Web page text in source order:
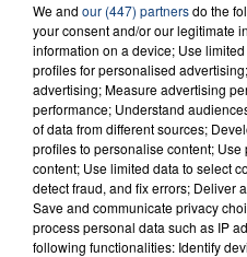
23 juillet 2026
INCENDIE MORTEL À
SON BÉBÉ ENTRE LA
Un homme s'est immolé
aspergé sa compagne
d'un liquide inflammable.
We and our (447) partnersdo the
your consent and/or our legitimate
information on a device; Use
profiles for personalised
advertising; Measure advertising
performance; Understand
of data from different sources;
profiles to personalise content;
content; Use limited data to select
detect fraud, and fix errors; Deliver
Save and communicate privacy
process personal data such as IP
following functionalities: Identify